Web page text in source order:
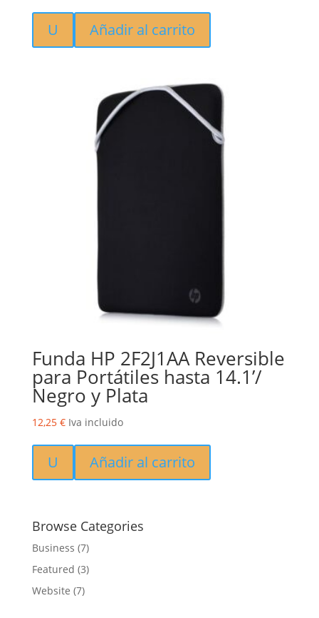
U Añadir al carrito
Funda HP 2F2J1AA Reversible
para Portátiles hasta 14.1’/
Negro y Plata
12,25 € Iva incluido
U Añadir al carrito
Browse Categories
Business (7)
Featured (3)
Website (7)